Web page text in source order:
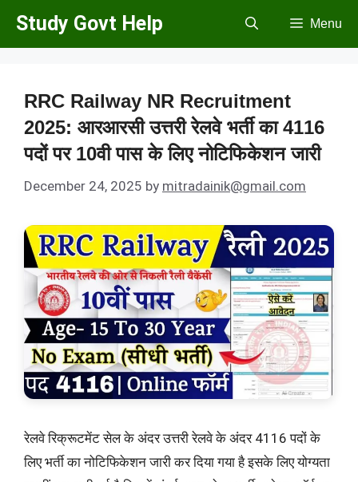
Skip
Study Govt Help Menu
RRC Railway NR Recruitment
2025: आरआरसी उत्तरी रेलवे भर्ती का 4116
पदों पर 10वी पास के लिए नोटिफिकेशन जारी
December 24, 2025 by mitradainik@gmail.com
रेलवे रिक्रूटमेंट सेल के अंदर उत्तरी रेलवे के अंदर 4116 पदों के
लिए भर्ती का नोटिफिकेशन जारी कर दिया गया है इसके लिए योग्यता